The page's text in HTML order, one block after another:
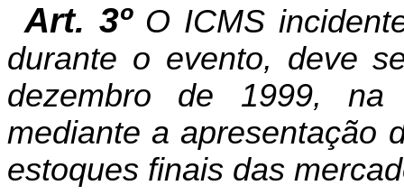
Art. 3º O ICMS
durante o evento, deve
dezembro de 1999, na
mediante a apresentação
estoques finais das